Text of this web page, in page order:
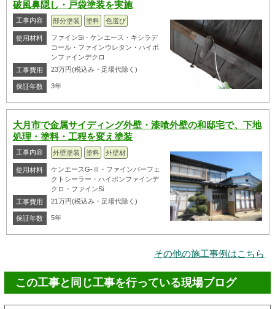
破風鼻隠し・戸袋塗装を実施
工事内容 部分塗装 塗料 色選び
使用材料
ファインSi・ケンエース・キシラデ
コール・ファインウレタン・ハイポ
ンファインデクロ
工事費用
23万円(税込み・足場代除く)
保証年数 3年
大月市で金属サイディング外壁・漆喰外壁の和邸宅で、下地
処理・塗料・工程を変え塗装
工事内容 外壁塗装 塗料 外壁材
使用材料
ケンエースG-Ⅱ・ファインパーフェ
クトシーラー・ハイポンファインデ
クロ・ファインSi
工事費用
21万円(税込み・足場代除く)
保証年数 5年
その他の施工事例はこちら
この工事と同じ工事を行っている現場ブログ